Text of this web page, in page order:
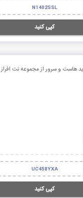
N1402SSL
کپی کنید
UC458YXA
کپی کنید